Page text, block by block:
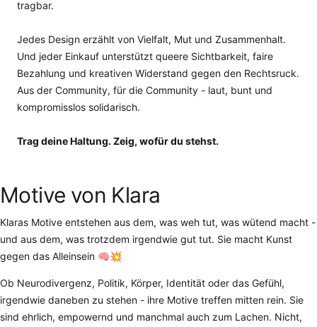
tragbar.
Jedes Design erzählt von Vielfalt, Mut und Zusammenhalt.
Und jeder Einkauf unterstützt queere Sichtbarkeit, faire
Bezahlung und kreativen Widerstand gegen den Rechtsruck.
Aus der Community, für die Community - laut, bunt und
kompromisslos solidarisch.
Trag deine Haltung. Zeig, wofür du stehst.
Motive von Klara
Klaras Motive entstehen aus dem, was weh tut, was wütend macht -
und aus dem, was trotzdem irgendwie gut tut. Sie macht Kunst
gegen das Alleinsein 🧠💥
Ob Neurodivergenz, Politik, Körper, Identität oder das Gefühl,
irgendwie daneben zu stehen - ihre Motive treffen mitten rein. Sie
sind ehrlich, empowernd und manchmal auch zum Lachen. Nicht,